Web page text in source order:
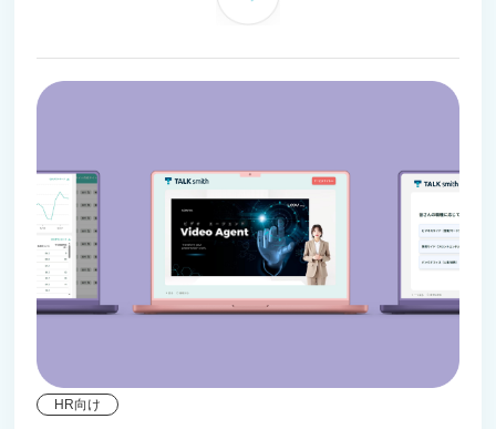
HR向け